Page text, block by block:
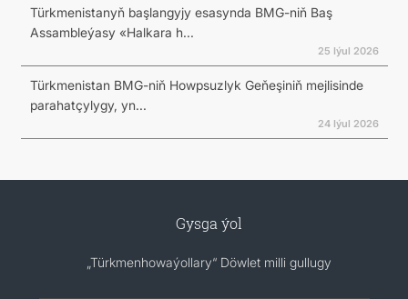
Türkmenistanyň başlangyjy esasynda BMG-niň Baş
Assambleýasy «Halkara h...
25 Iýul 2026
Türkmenistan BMG-niň Howpsuzlyk Geňeşiniň mejlisinde
parahatçylygy, yn...
24 Iýul 2026
Gysga ýol
„Türkmenhowaýollary“ Döwlet milli gullugy